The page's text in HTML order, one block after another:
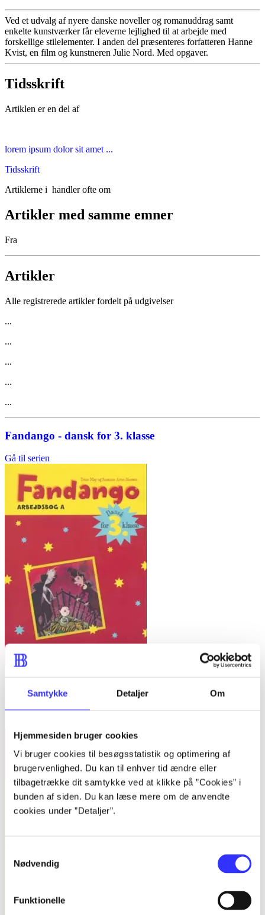
Samtykke Detaljer Om
Hjemmesiden bruger cookies
Vi bruger cookies til besøgsstatistik og optimering af
brugervenlighed. Du kan til enhver tid ændre eller
tilbagetrække dit samtykke ved at klikke på ”Cookies” i
bunden af siden. Du kan læse mere om de anvendte
cookies under ”Detaljer”.
Nødvendig
Funktionelle
Ved et udvalg af nyere danske noveller og romanuddrag samt
enkelte kunstværker får eleverne lejlighed til at arbejde med
forskellige stilelementer. I anden del præsenteres forfatteren Hanne
Kvist, en film og kunstneren Julie Nord. Med opgaver.
Tidsskrift
Artiklen er en del af
lorem ipsum dolor sit amet ...
Tidsskrift
Artiklerne i handler ofte om
Artikler med samme emner
Fra
Artikler
Alle registrerede artikler fordelt på udgivelser
...
...
...
...
...
Fandango - dansk for 3. klasse
Gå til serien
Bind A
Trine May